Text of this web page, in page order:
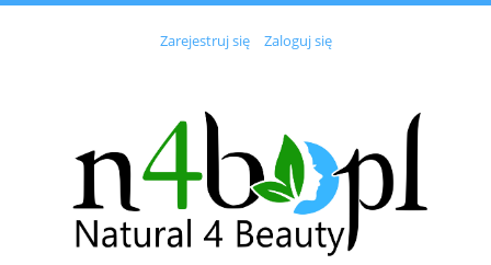
Zarejestruj się Zaloguj się